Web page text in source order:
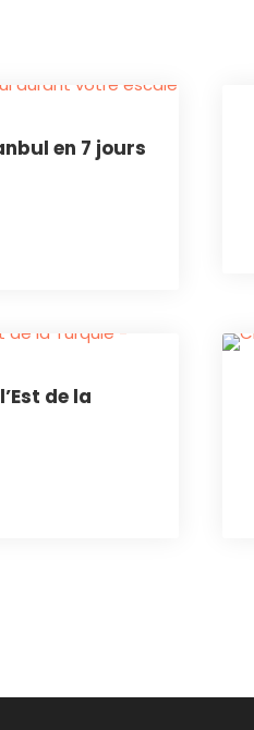
en 7 jours
de la